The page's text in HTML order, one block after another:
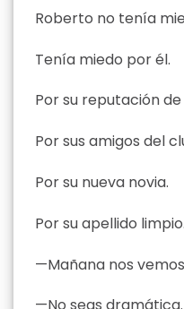
Roberto no tenía
Tenía miedo por él.
Por su reputación
Por sus amigos del
Por su nueva novia.
Por su apellido limpio.
—Mañana nos